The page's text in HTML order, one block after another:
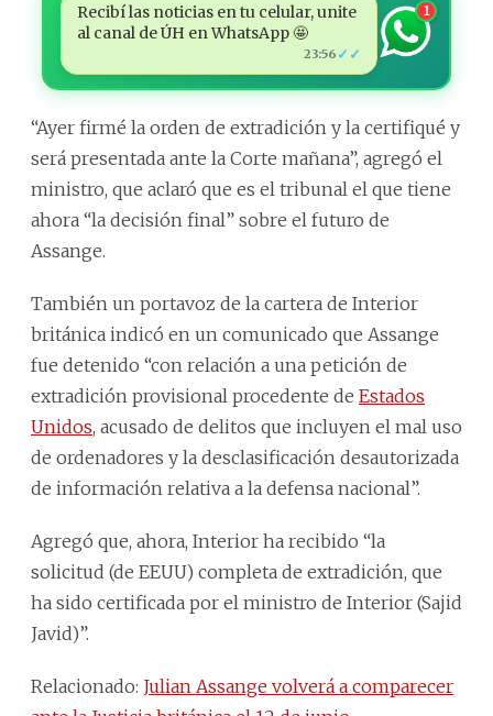
Recibí las noticias en tu celular, unite
al canal de ÚH en WhatsApp 🤩
23:56 ✓✓
1
“Ayer firmé la orden de extradición y la certifiqué y
será presentada ante la Corte mañana”, agregó el
ministro, que aclaró que es el tribunal el que tiene
ahora “la decisión final” sobre el futuro de
Assange.
También un portavoz de la cartera de Interior
británica indicó en un comunicado que Assange
fue detenido “con relación a una petición de
extradición provisional procedente de Estados
Unidos, acusado de delitos que incluyen el mal uso
de ordenadores y la desclasificación desautorizada
de información relativa a la defensa nacional”.
Agregó que, ahora, Interior ha recibido “la
solicitud (de EEUU) completa de extradición, que
ha sido certificada por el ministro de Interior (Sajid
Javid)”.
Relacionado: Julian Assange volverá a comparecer